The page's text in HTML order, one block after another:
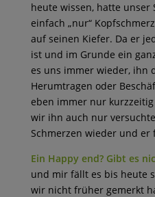
heute wissen, hatte unser
einfach „nur“
auf seinen Kiefer. Da er
ist und im Grunde ein
es uns immer wieder, ihn
Herumtragen oder
eben immer nur
wir ihn auch nur
Schmerzen wieder und
Ein Happy end? Gibt es
und mir fällt es bis heute
wir nicht früher gemerkt